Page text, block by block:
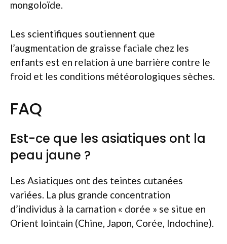
mongoloïde.
Les scientifiques soutiennent que
l’augmentation de graisse faciale chez les
enfants est en relation à une barrière contre le
froid et les conditions météorologiques sèches.
FAQ
Est-ce que les asiatiques ont la
peau jaune ?
Les Asiatiques ont des teintes cutanées
variées. La plus grande concentration
d’individus à la carnation « dorée » se situe en
Orient lointain (Chine, Japon, Corée, Indochine).